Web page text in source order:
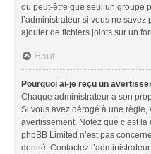
ou peut-être que seul un groupe
l’administrateur si vous ne
ajouter de fichiers joints sur un
Haut
Pourquoi ai-je reçu un
Chaque administrateur a son
Si vous avez dérogé à une règle,
avertissement. Notez que c’est
phpBB Limited n’est pas
donné. Contactez